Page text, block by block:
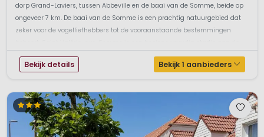
dorp Grand-Laviers, tussen Abbeville en de baai van de Somme, beide op
ongeveer 7 km. De baai van de Somme is een prachtig natuurgebied dat
zeker voor de vogelliefhebbers tot de vooraanstaande bestemmingen
mon...
Bekijk details Bekijk 1 aanbieders